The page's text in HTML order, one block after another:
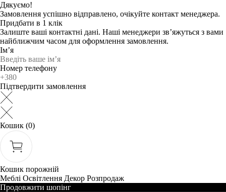
Дякуємо!
Замовлення успішно відправлено, очікуйте контакт менеджера.
Придбати в 1 клік
Залиште ваші контактні дані. Наші менеджери зв’яжуться з вами
найближчим часом для оформлення замовлення.
Ім’я
Номер телефону
Підтвердити замовлення
Кошик (0)
Кошик порожній
Меблі Освітлення Декор Розпродаж
Продовжити шопінг